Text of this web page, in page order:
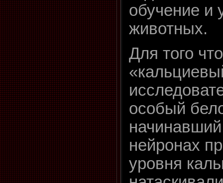
обучение и
животных.
Для того
особый
нейронах
уровня